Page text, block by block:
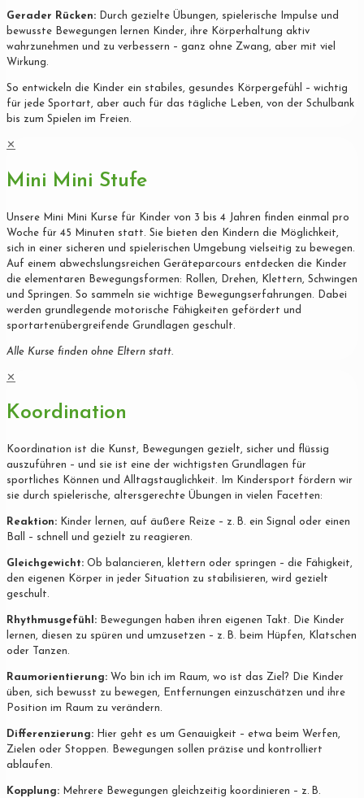
Gerader Rücken: Durch gezielte Übungen, spielerische Impulse und
bewusste Bewegungen lernen Kinder, ihre Körperhaltung aktiv
wahrzunehmen und zu verbessern – ganz ohne Zwang, aber mit viel
Wirkung.
So entwickeln die Kinder ein stabiles, gesundes Körpergefühl – wichtig
für jede Sportart, aber auch für das tägliche Leben, von der Schulbank
bis zum Spielen im Freien.
✕
Mini Mini Stufe
Unsere Mini Mini Kurse für Kinder von 3 bis 4 Jahren finden einmal pro
Woche für 45 Minuten statt. Sie bieten den Kindern die Möglichkeit,
sich in einer sicheren und spielerischen Umgebung vielseitig zu bewegen.
Auf einem abwechslungsreichen Geräteparcours entdecken die Kinder
die elementaren Bewegungsformen: Rollen, Drehen, Klettern, Schwingen
und Springen. So sammeln sie wichtige Bewegungserfahrungen. Dabei
werden grundlegende motorische Fähigkeiten gefördert und
sportartenübergreifende Grundlagen geschult.
Alle Kurse finden ohne Eltern statt.
✕
Koordination
Koordination ist die Kunst, Bewegungen gezielt, sicher und flüssig
auszuführen – und sie ist eine der wichtigsten Grundlagen für
sportliches Können und Alltagstauglichkeit. Im Kindersport fördern wir
sie durch spielerische, altersgerechte Übungen in vielen Facetten:
Reaktion: Kinder lernen, auf äußere Reize – z. B. ein Signal oder einen
Ball – schnell und gezielt zu reagieren.
Gleichgewicht: Ob balancieren, klettern oder springen – die Fähigkeit,
den eigenen Körper in jeder Situation zu stabilisieren, wird gezielt
geschult.
Rhythmusgefühl: Bewegungen haben ihren eigenen Takt. Die Kinder
lernen, diesen zu spüren und umzusetzen – z. B. beim Hüpfen, Klatschen
oder Tanzen.
Raumorientierung: Wo bin ich im Raum, wo ist das Ziel? Die Kinder
üben, sich bewusst zu bewegen, Entfernungen einzuschätzen und ihre
Position im Raum zu verändern.
Differenzierung: Hier geht es um Genauigkeit – etwa beim Werfen,
Zielen oder Stoppen. Bewegungen sollen präzise und kontrolliert
ablaufen.
Kopplung: Mehrere Bewegungen gleichzeitig koordinieren – z. B.